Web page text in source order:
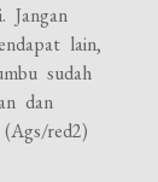
Jangan
lain,
sudah
dan
red2)